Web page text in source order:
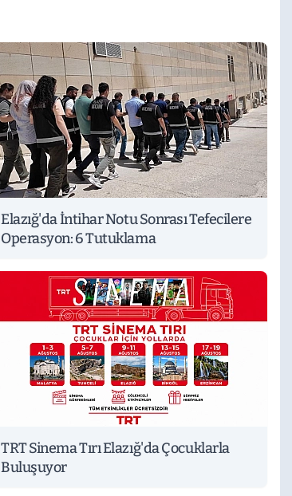
Elazığ'da İntihar Notu Sonrası Tefecilere
Operasyon: 6 Tutuklama
TRT Sinema Tırı Elazığ'da Çocuklarla
Buluşuyor